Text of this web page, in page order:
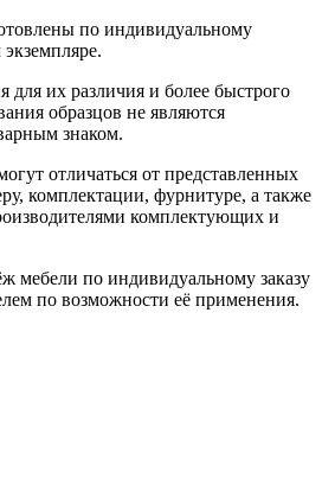
по индивидуальному
их различия и более быстрого
образцов не являются
знаком.
отличаться от представленных
комплектации, фурнитуре, а также
комплектующих и
мебели по индивидуальному заказу
по возможности её применения.